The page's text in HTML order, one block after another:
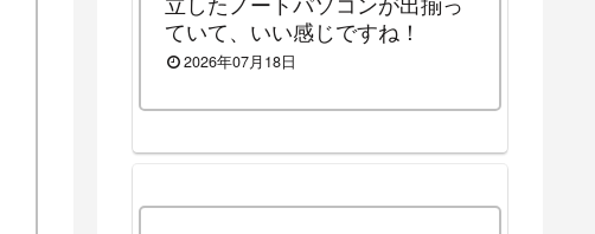
ていて、いい感じですね！
2026年07月18日